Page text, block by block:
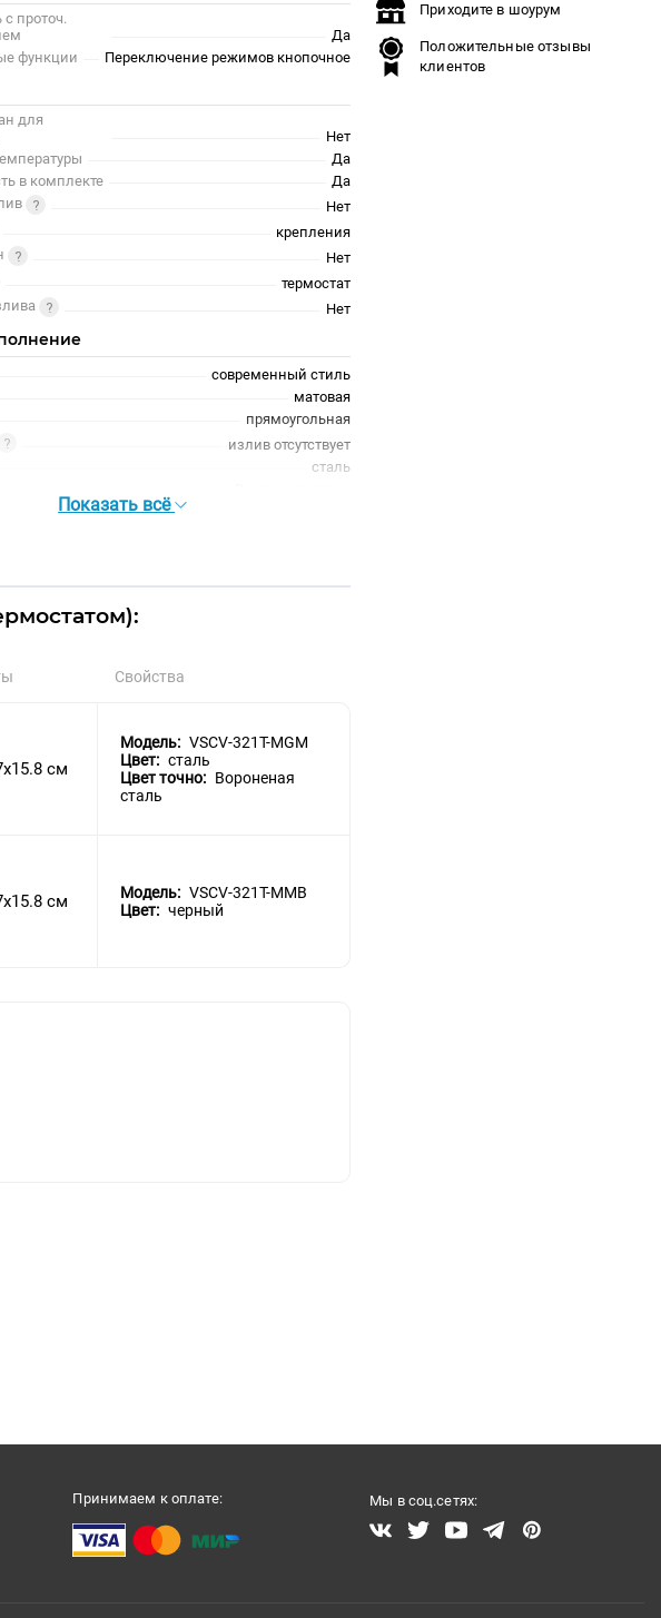
проточ.
Да
функции
Переключение режимов кнопочное
для
Нет
Да
в комплекте
Да
Нет
крепления
Нет
термостат
Нет
современный стиль
матовая
прямоугольная
излив отсутствует
сталь
Показать всё
Свойства
см
Модель: VSCV-321T-MGM
Цвет: сталь
Цвет точно: Вороненая
сталь
см Модель: VSCV-321T-MMB
Цвет: черный
Приходите в шоурум
Положительные отзывы
клиентов
Принимаем к оплате: Мы в соц.сетях: